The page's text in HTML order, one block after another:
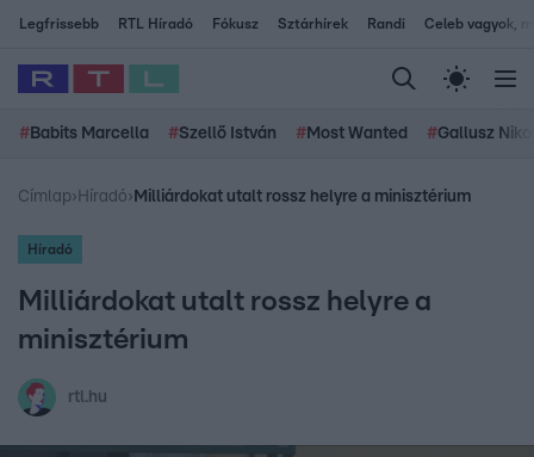
Legfrissebb RTL Híradó Fókusz Sztárhírek Randi Celeb vagyok,
# Babits Marcella #Szellő István # Most Wanted #Gallusz
Címlap› Híradó› Milliárdokat utalt rossz helyre a minisztérium
Híradó
Milliárdokat utalt rossz helyre a
minisztérium
rtl.hu